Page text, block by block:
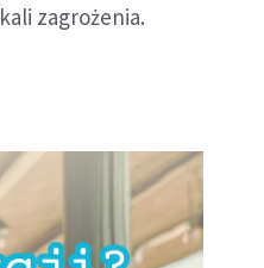
zagrożenia.